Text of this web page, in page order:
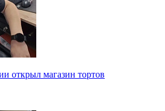
открыл магазин тортов